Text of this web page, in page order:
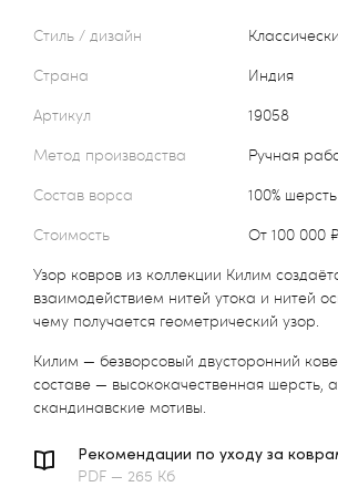
Стиль / дизайн
Страна
Индия
Артикул
19058
Метод производства
Ручная
Состав ворса
100% шерсть
Стоимость
от 100 000 ₽
Узор ковров из коллекции Килим
взаимодействием нитей утока и нитей
чему получается геометрический узор.
Килим — безворсовый двусторонний
составе — высококачественная шерсть,
скандинавские мотивы.
Рекомендации по уходу за
PDF — 265 Кб